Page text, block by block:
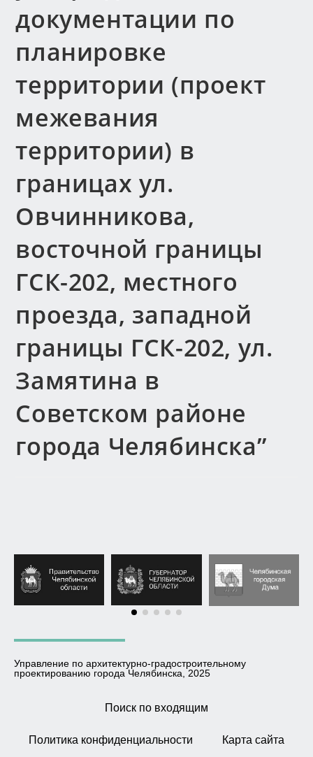
документации по
планировке
территории (проект
межевания
территории) в
границах ул.
Овчинникова,
восточной границы
ГСК-202, местного
проезда, западной
границы ГСК-202, ул.
Замятина в
Советском районе
города Челябинска”
Управление по архитектурно-градостроительному
проектированию города Челябинска, 2025
Поиск по входящим
Политика конфиденциальности Карта сайта